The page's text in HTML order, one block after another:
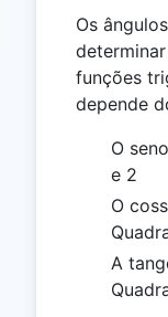
Os
funções
depende
O
e 2
O
A